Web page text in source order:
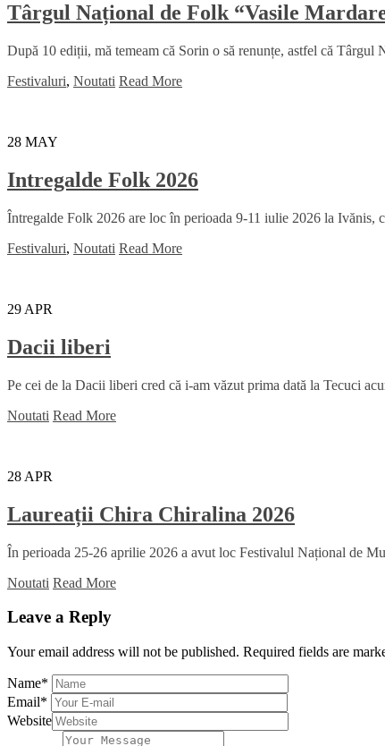
Târgul Național de Folk “Vasile
După 10 ediții, mă temeam că Sorin o să renunțe, astfel că
Festivaluri, Noutati Read More
28 MAY
Intregalde Folk 2026
Întregalde Folk 2026 are loc în perioada 9-11 iulie 2026 la
Festivaluri, Noutati Read More
29 APR
Dacii liberi
Pe cei de la Dacii liberi cred că i-am văzut prima dată la Tecuci
Noutati Read More
28 APR
Laureații Chira Chiralina 2026
În perioada 25-26 aprilie 2026 a avut loc Festivalul Național de
Noutati Read More
Leave a Reply
Your email address will not be published. Required fields are
Name*
Email*
Website